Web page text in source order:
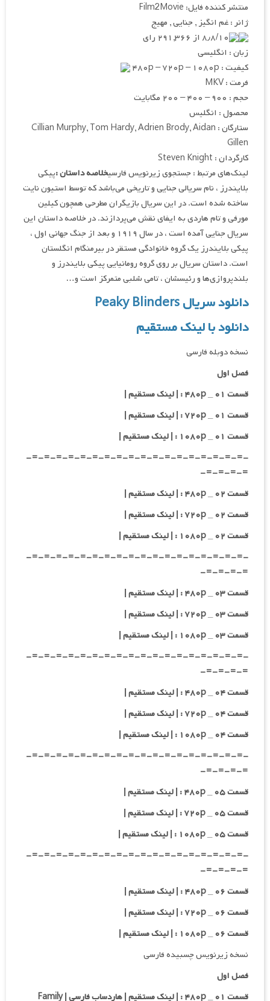
منتشر کننده فایل: Film2Movie
ژانر : غم انگیز , جنایی , مهیج
۸٫۸/۱۰ از ۲۹۱,۳۶۶ رای
زبان : انگلیسی
کیفیت : ۴۸۰p – ۷۲۰p – ۱۰۸۰p
فرمت : MKV
حجم : ۹۰۰ – ۴۰۰ – ۲۰۰ مگابایت
محصول : انگلیس
ستارگان : Cillian Murphy, Tom Hardy, Adrien Brody, Aidan
Gillen
کارگردان : Steven Knight
لینک‌های مرتبط : جستجوی زیرنویس فارسیخلاصه داستان :پیکی
بلایندرز ، نام سریالی جنایی و تاریخی می‌باشد که توسط استیون نایت
ساخته شده است. در این سریال بازیگران مطرحی همچون کیلین
مورفی و تام هاردی به ایفای نقش می‌پردازند. در خلاصه داستان این
سریال جنایی آمده است ، در سال ۱۹۱۹ و بعد از جنگ جهانی اول ،
پیکی بلایندرز یک گروه خانوادگی مستقر در بیرمنگام انگلستان
است. داستان سریال بر روی گروه رومانیایی پیکی بلایندرز و
بلندپروازی‌‌ها و رئیسشان ، تامی شلبی متمرکز است و…
دانلود سریال Peaky Blinders
دانلود با لینک مستقیم
نسخه دوبله فارسی
فصل اول
قسمت ۰۱ _ ۴۸۰p : | لینک مستقیم |
قسمت ۰۱ _ ۷۲۰p : | لینک مستقیم |
قسمت ۰۱ _ ۱۰۸۰p : | لینک مستقیم |
-=-=-=-=-=-=-=-=-=-=-=-=-=-=-=-=-=-=-
=-=-=-=-
قسمت ۰۲ _ ۴۸۰p : | لینک مستقیم |
قسمت ۰۲ _ ۷۲۰p : | لینک مستقیم |
قسمت ۰۲ _ ۱۰۸۰p : | لینک مستقیم |
-=-=-=-=-=-=-=-=-=-=-=-=-=-=-=-=-=-=-
=-=-=-=-
قسمت ۰۳ _ ۴۸۰p : | لینک مستقیم |
قسمت ۰۳ _ ۷۲۰p : | لینک مستقیم |
قسمت ۰۳ _ ۱۰۸۰p : | لینک مستقیم |
-=-=-=-=-=-=-=-=-=-=-=-=-=-=-=-=-=-=-
=-=-=-=-
قسمت ۰۴ _ ۴۸۰p : | لینک مستقیم |
قسمت ۰۴ _ ۷۲۰p : | لینک مستقیم |
قسمت ۰۴ _ ۱۰۸۰p : | لینک مستقیم |
-=-=-=-=-=-=-=-=-=-=-=-=-=-=-=-=-=-=-
=-=-=-=-
قسمت ۰۵ _ ۴۸۰p : | لینک مستقیم |
قسمت ۰۵ _ ۷۲۰p : | لینک مستقیم |
قسمت ۰۵ _ ۱۰۸۰p : | لینک مستقیم |
-=-=-=-=-=-=-=-=-=-=-=-=-=-=-=-=-=-=-
=-=-=-=-
قسمت ۰۶ _ ۴۸۰p : | لینک مستقیم |
قسمت ۰۶ _ ۷۲۰p : | لینک مستقیم |
قسمت ۰۶ _ ۱۰۸۰p : | لینک مستقیم |
نسخه زیرنویس چسبیده فارسی
فصل اول
قسمت ۰۱ _ ۴۸۰p : | لینک مستقیم | هاردساب فارسی | Family